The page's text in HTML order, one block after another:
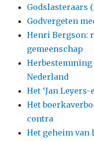
Godslasteraars
Godvergeten
Henri Bergson:
gemeenschap
Nederland
Het ‘Jan Leyers-
Het
contra
Het geheim van